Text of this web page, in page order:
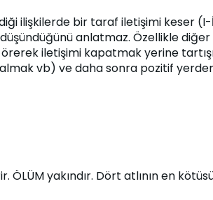
ilişkilerde bir taraf iletişimi keser
anlatmaz. Özellikle diğer
iletişimi kapatmak yerine
vb) ve daha sonra pozitif
yakındır. Dört atlının en